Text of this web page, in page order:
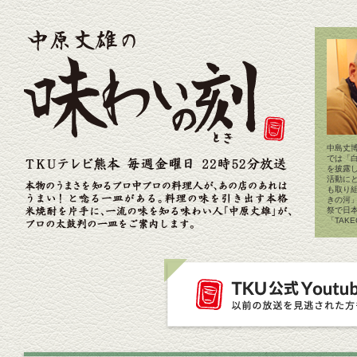
中島丈
では「
を披露
活動に
も取り
きの河
祭で日
「